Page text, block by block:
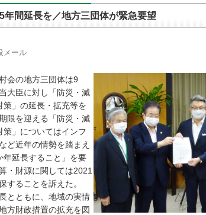
間延長を／地方三団体が緊急要望
メール
会の地方三団体は9
大臣に対し「防災・減
」の延長・拡充等を
限を迎える「防災・減
」についてはインフ
ど近年の情勢を踏まえ
年延長すること」を要
・財源に関しては2021
することを訴えた。
とともに、地域の実情
方財政措置の拡充を図